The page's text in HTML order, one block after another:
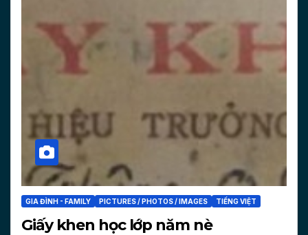
GIA ĐÌNH - FAMILY PICTURES / PHOTOS / IMAGES TIẾNG VIỆT
Giấy khen học lớp năm nè